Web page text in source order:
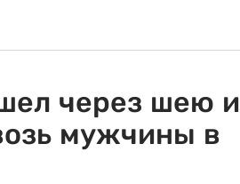
через шею и
мужчины в